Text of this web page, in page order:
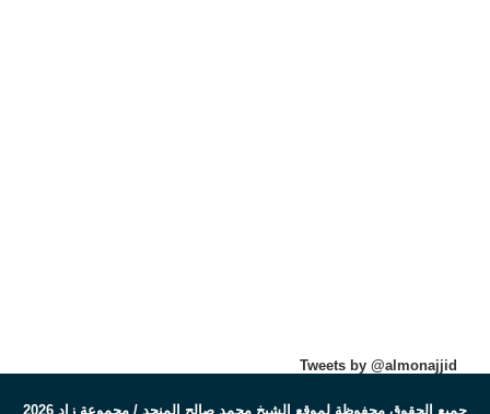
Tweets by @almonajjid
جميع الحقوق محفوظة لموقع الشيخ محمد صالح المنجد / مجموعة زاد 2026